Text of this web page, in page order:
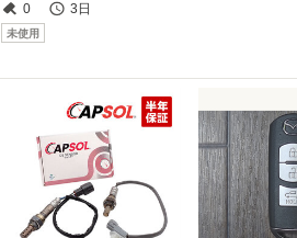
0
3日
未使用